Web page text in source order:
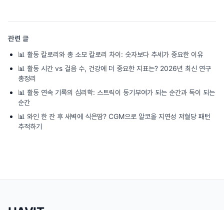
관련 글
📊 활동 칼로리와 총 소모 칼로리 차이: 숫자보다 추세가 중요한 이유
📊 활동 시간 vs 걸음 수, 건강에 더 중요한 지표는? 2026년 최신 연구
총정리
📊 활동 연속 기록의 심리학: 스트릭이 동기부여가 되는 순간과 독이 되는
순간
📊 와인 한 잔 후 새벽에 식은땀? CGM으로 알코올 지연성 저혈당 패턴
추적하기